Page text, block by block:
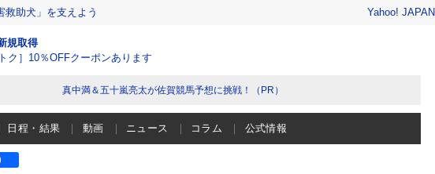
救助犬」を支えよう Yahoo! JAPAN
規取得
トク］10％OFFクーポンあります
真中満＆五十嵐亮太が佐賀競馬予想に挑戦！（PR）
日程・結果 動画 ニュース コラム 公式情報